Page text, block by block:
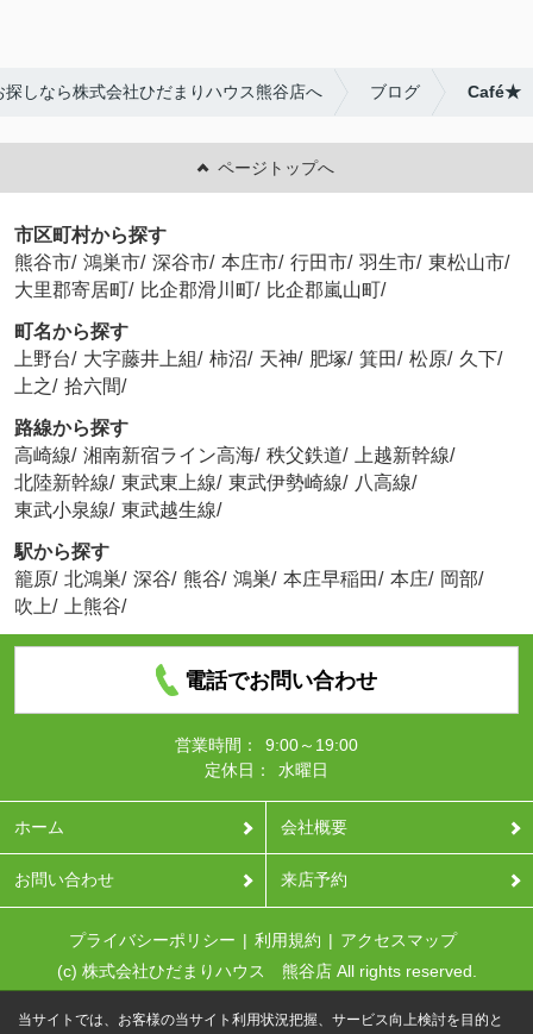
しなら株式会社ひだまりハウス熊谷店へ ブログ Café★
ページトップへ
市区町村から探す
熊谷市/ 鴻巣市/ 深谷市/ 本庄市/ 行田市/ 羽生市/ 東松山市/
大里郡寄居町/ 比企郡滑川町/ 比企郡嵐山町/
町名から探す
上野台/ 大字藤井上組/ 柿沼/ 天神/ 肥塚/ 箕田/ 松原/ 久下/
上之/ 拾六間/
路線から探す
高崎線/ 湘南新宿ライン高海/ 秩父鉄道/ 上越新幹線/
北陸新幹線/ 東武東上線/ 東武伊勢崎線/ 八高線/
東武小泉線/ 東武越生線/
駅から探す
籠原/ 北鴻巣/ 深谷/ 熊谷/ 鴻巣/ 本庄早稲田/ 本庄/ 岡部/
吹上/ 上熊谷/
電話でお問い合わせ
営業時間：
9:00～19:00
定休日：
水曜日
ホーム 会社概要
お問い合わせ 来店予約
プライバシーポリシー 利用規約
アクセスマップ
(c) 株式会社ひだまりハウス 熊谷店 All rights reserved.
当サイトでは、お客様の当サイト利用状況把握、サービス向上検討を目的と